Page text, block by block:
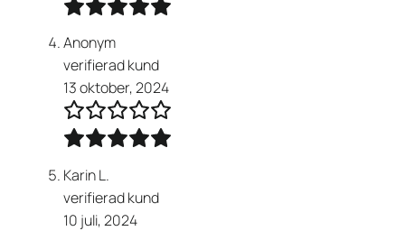
Anonym
verifierad kund
13 oktober, 2024
Karin L.
verifierad kund
10 juli, 2024